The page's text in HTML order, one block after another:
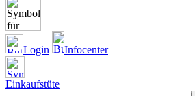
Login Infocenter
Einkaufstüte